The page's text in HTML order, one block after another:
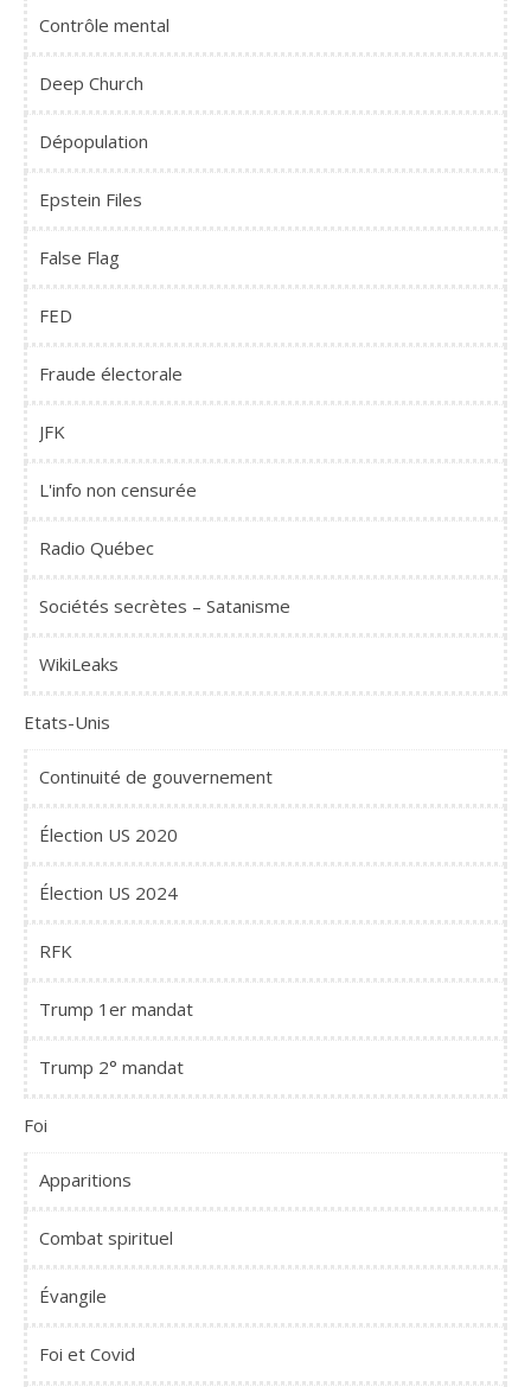
Contrôle mental
Deep Church
Dépopulation
Epstein Files
False Flag
FED
Fraude électorale
JFK
L'info non censurée
Radio Québec
Sociétés secrètes – Satanisme
WikiLeaks
Etats-Unis
Continuité de gouvernement
Élection US 2020
Élection US 2024
RFK
Trump 1er mandat
Trump 2° mandat
Foi
Apparitions
Combat spirituel
Évangile
Foi et Covid